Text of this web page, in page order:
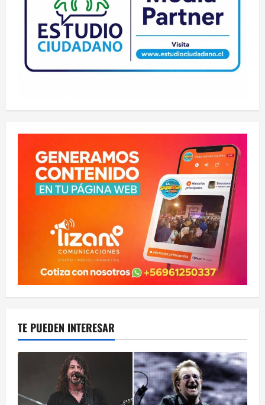
TE PUEDEN INTERESAR